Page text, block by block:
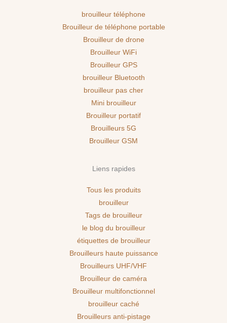
brouilleur téléphone
Brouilleur de téléphone portable
Brouilleur de drone
Brouilleur WiFi
Brouilleur GPS
brouilleur Bluetooth
brouilleur pas cher
Mini brouilleur
Brouilleur portatif
Brouilleurs 5G
Brouilleur GSM
Liens rapides
Tous les produits
brouilleur
Tags de brouilleur
le blog du brouilleur
étiquettes de brouilleur
Brouilleurs haute puissance
Brouilleurs UHF/VHF
Brouilleur de caméra
Brouilleur multifonctionnel
brouilleur caché
Brouilleurs anti-pistage